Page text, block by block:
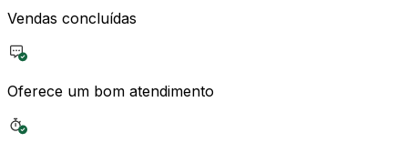
Vendas concluídas
Oferece um bom atendimento